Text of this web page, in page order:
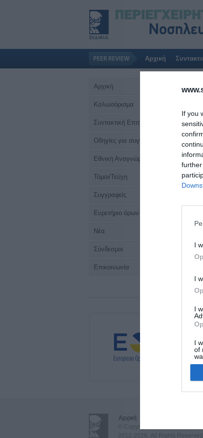
If you
I
I
I
I
of
Αρχική
Αρχική
Καλωσόρισμα
Συντακτική Επιτροπή
Οδηγίες για συγγραφείς
Εθνική Αναγνώριση
Τόμοι/Τεύχη
Συγγραφείς
Ευρετήριο όρων
Νέα
Σύνδεσμοι
Επικοινωνία
Αρχική
© Copyright Περιεγχειρητική